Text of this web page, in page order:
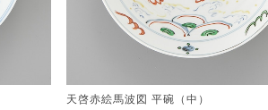
天啓赤絵馬波図 平碗（中）